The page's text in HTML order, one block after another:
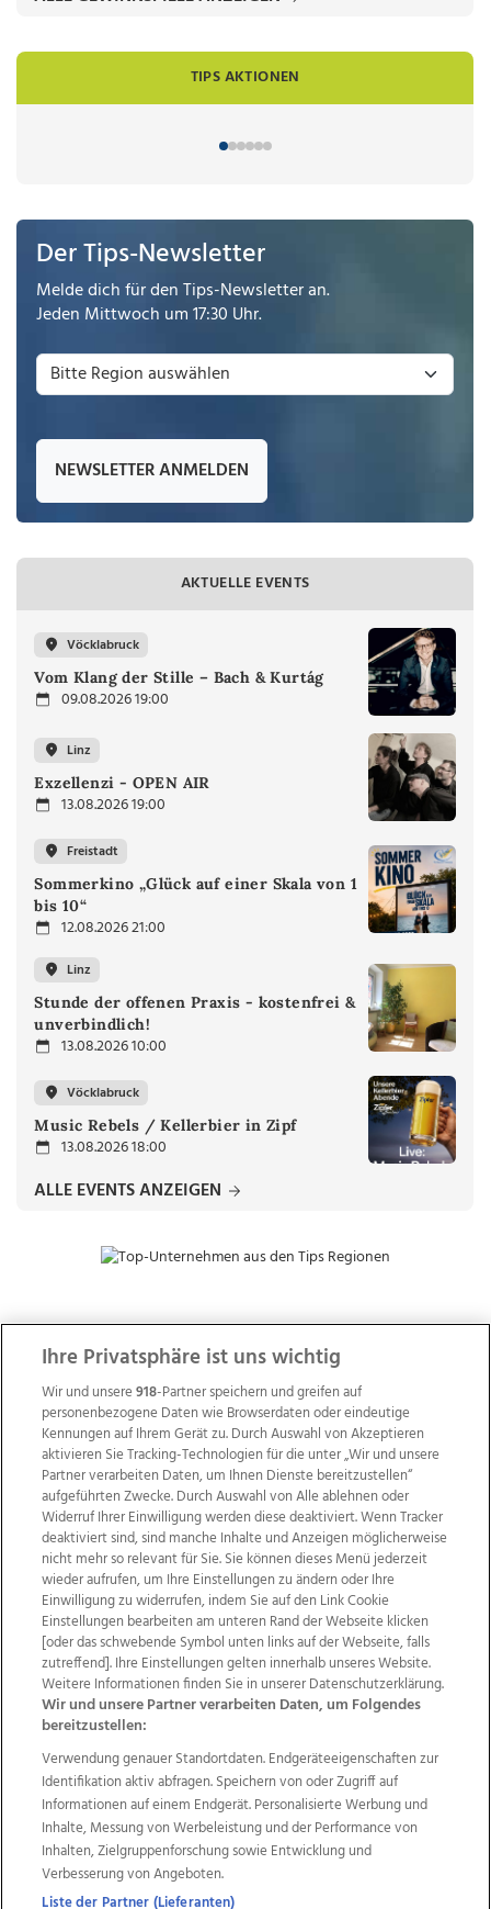
TIPS AKTIONEN
Der Tips-Newsletter
Melde dich für den Tips-Newsletter an.
Jeden Mittwoch um 17:30 Uhr.
NEWSLETTER ANMELDEN
AKTUELLE EVENTS
Vöcklabruck
Vom Klang der Stille – Bach & Kurtág
09.08.2026 19:00
Linz
Exzellenzi - OPEN AIR
13.08.2026 19:00
Freistadt
Sommerkino „Glück auf einer Skala von 1
bis 10“
12.08.2026 21:00
Linz
Stunde der offenen Praxis - kostenfrei &
unverbindlich!
13.08.2026 10:00
Vöcklabruck
Music Rebels / Kellerbier in Zipf
13.08.2026 18:00
ALLE EVENTS ANZEIGEN
ZUR NACHRICHTENÜBERSICHT
Wir über uns Mediadaten Kontakt
Jobs
Datenschutz
Impressum
AGB Anzeigekunden
AGB Website
Ehrenkodex Politische Werbung
Weitere Angebote des Medienhauses Wimmer
TV1 di-mog-i.at OÖNow
Ischler Woche
Life Radio
OÖNachrichten
OÖN Immobilien
OÖN Karriere
OÖN Reise
Promenaden Galerien
Regionaljobs
wasistlos.at
Ihre Privatsphäre ist uns wichtig
Wir und unsere918-Partner speichern und greifen auf
personenbezogene Daten wie Browserdaten oder eindeutige
Kennungen auf Ihrem Gerät zu. Durch Auswahl von Akzeptieren
aktivieren Sie Tracking-Technologien für die unter „Wir und unsere
Partner verarbeiten Daten, um Ihnen Dienste bereitzustellen“
aufgeführten Zwecke. Durch Auswahl von Alle ablehnen oder
Widerruf Ihrer Einwilligung werden diese deaktiviert. Wenn Tracker
deaktiviert sind, sind manche Inhalte und Anzeigen möglicherweise
nicht mehr so relevant für Sie. Sie können dieses Menü jederzeit
wieder aufrufen, um Ihre Einstellungen zu ändern oder Ihre
Einwilligung zu widerrufen, indem Sie auf den Link Cookie
Einstellungen bearbeiten am unteren Rand der Webseite klicken
[oder das schwebende Symbol unten links auf der Webseite, falls
zutreffend]. Ihre Einstellungen gelten innerhalb unseres Website.
Weitere Informationen finden Sie in unserer Datenschutzerklärung.
Wir und unsere Partner verarbeiten Daten, um Folgendes
bereitzustellen:
Verwendung genauer Standortdaten. Endgeräteeigenschaften zur
Identifikation aktiv abfragen. Speichern von oder Zugriff auf
Informationen auf einem Endgerät. Personalisierte Werbung und
Inhalte, Messung von Werbeleistung und der Performance von
Inhalten, Zielgruppenforschung sowie Entwicklung und
Verbesserung von Angeboten.
Liste der Partner (Lieferanten)